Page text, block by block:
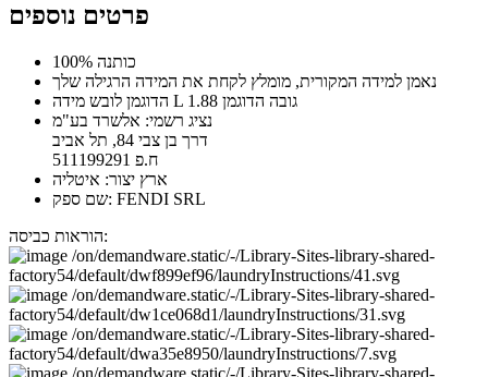
פרטים נוספים
100% כותנה
נאמן למידה המקורית, מומלץ לקחת את המידה הרגילה שלך
הדוגמן לובש מידה L גובה הדוגמן 1.88
נציג רשמי: אלשרד בע"מ
דרך בן צבי 84, תל אביב
ח.פ 511199291
ארץ יצור: איטליה
שם ספק: FENDI SRL
הוראות כביסה: